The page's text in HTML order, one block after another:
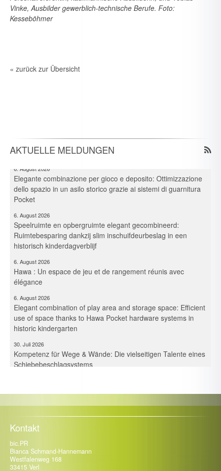
Vinke, Ausbilder gewerblich-technische Berufe. Foto:
Kesseböhmer
« zurück zur Übersicht
AKTUELLE MELDUNGEN
Spielraum & Stauraum elegant vereint: Platzeffizienz dank
Hawa-Pocket-Beschlagsystemen in historischer Kita
Elegante combinazione per gioco e deposito: Ottimizzazione
dello spazio in un asilo storico grazie ai sistemi di guarnitura
Pocket
Speelruimte en opbergruimte elegant gecombineerd:
Ruimtebesparing dankzij slim inschuifdeurbeslag in een
historisch kinderdagverblijf
Hawa : Un espace de jeu et de rangement réunis avec
élégance
Elegant combination of play area and storage space: Efficient
use of space thanks to Hawa Pocket hardware systems in
historic kindergarten
Kompetenz für Wege & Wände: Die vielseitigen Talente eines
Schiebebeschlagsystems
van een schuifbeslagsysteem
d’un système de ferrures coulissantes
21. Juli 2026
Kompetenz für Fassade, Balkon & Co.: Trespa Deutschland
intensiviert mit Neuzugängen die Beratung
Kontakt
bic.PR
Bianca Schmand-Hannemann
Westfalenweg 168
33415 Verl